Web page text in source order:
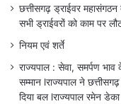
छत्तीसगढ़ ड्राईवर महासंगठन
सभी ड्राईवरों को काम पर
नियम एवं शर्ते
राज्यपाल : सेवा, समर्पण
सम्मान lराज्यपाल ने
दिया बल lराज्यपाल रमेन